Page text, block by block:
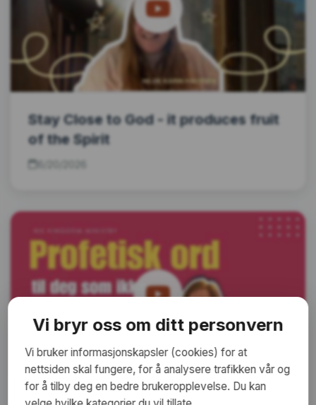
Stay Close to God - it produces fruit
of the Spirit
Vi bryr oss om ditt personvern
Vi bruker informasjonskapsler (cookies) for at
nettsiden skal fungere, for å analysere trafikken vår og
for å tilby deg en bedre brukeropplevelse. Du kan